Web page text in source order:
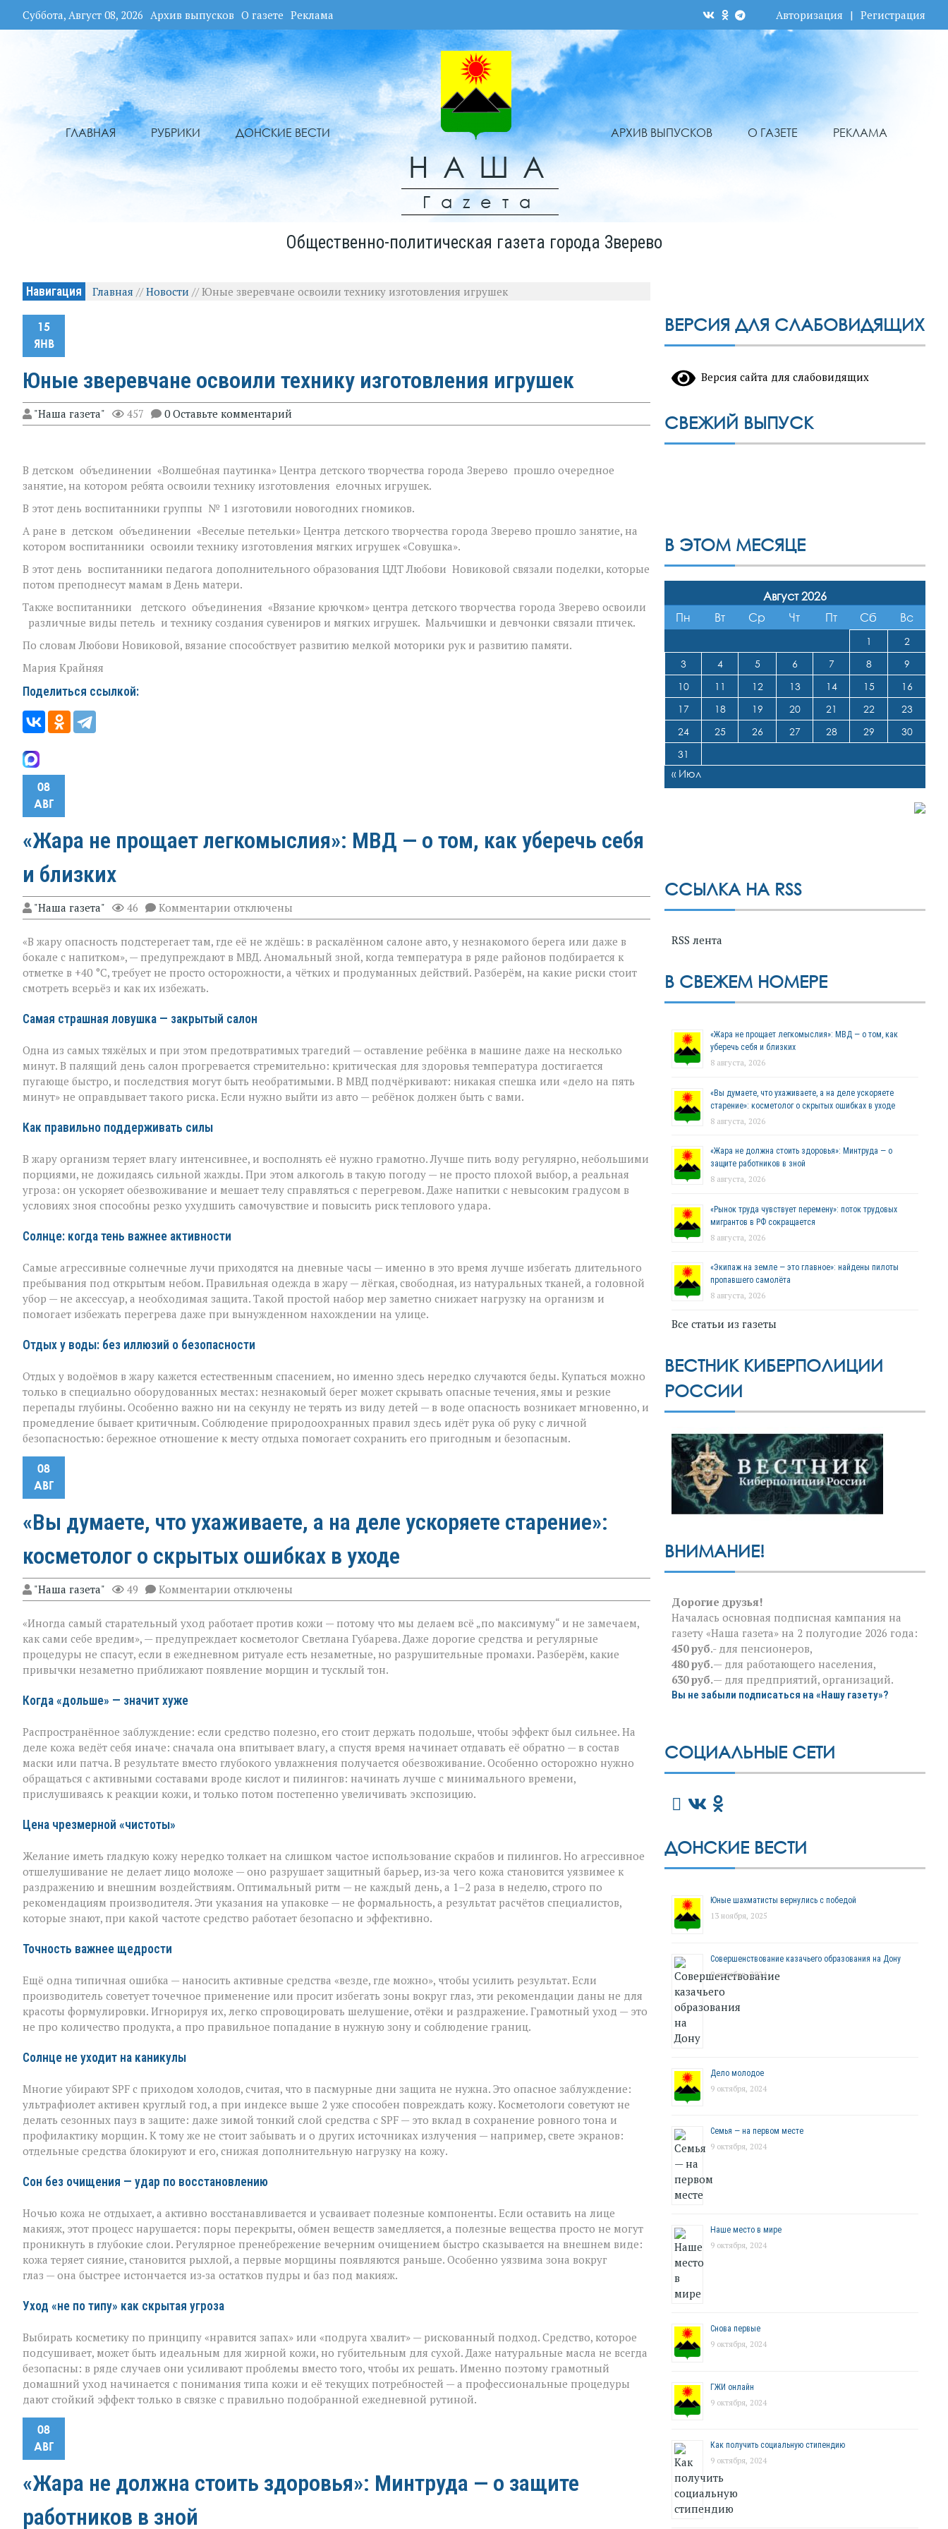
Суббота, Август 08, 2026 Архив выпусков О газете Реклама Авторизация | Регистрация
ГЛАВНАЯ РУБРИКИ ДОНСКИЕ ВЕСТИ
НАША
Гаzета
АРХИВ ВЫПУСКОВ О ГАЗЕТЕ РЕКЛАМА
Общественно-политическая газета города Зверево
Навигация Главная //Новости //Юные зверевчане освоили технику изготовления игрушек
15
ЯНВ
Юные зверевчане освоили технику изготовления игрушек
"Наша газета" 457 0 Оставьте комментарий
В детском объединении «Волшебная паутинка» Центра детского творчества города Зверево прошло очередное
занятие, на котором ребята освоили технику изготовления елочных игрушек.
В этот день воспитанники группы № 1 изготовили новогодних гномиков.
А ране в детском объединении «Веселые петельки» Центра детского творчества города Зверево прошло занятие, на
котором воспитанники освоили технику изготовления мягких игрушек «Совушка».
В этот день воспитанники педагога дополнительного образования ЦДТ Любови Новиковой связали поделки, которые
потом преподнесут мамам в День матери.
Также воспитанники детского объединения «Вязание крючком» центра детского творчества города Зверево освоили
различные виды петель и технику создания сувениров и мягких игрушек. Мальчишки и девчонки связали птичек.
По словам Любови Новиковой, вязание способствует развитию мелкой моторики рук и развитию памяти.
Мария Крайняя
Поделиться ссылкой:
08
АВГ
«Жара не прощает легкомыслия»: МВД — о том, как уберечь себя
и близких
"Наша газета" 46 Комментарии к
записи
не
прощает
легкомыслия»:
МВД — о
уберечь
себя
близких
отключены
«В жару опасность подстерегает там, где её не ждёшь: в раскалённом салоне авто, у незнакомого берега или даже в
бокале с напитком», — предупреждают в МВД. Аномальный зной, когда температура в ряде районов подбирается к
отметке в +40 °C, требует не просто осторожности, а чётких и продуманных действий. Разберём, на какие риски стоит
смотреть всерьёз и как их избежать.
Самая страшная ловушка — закрытый салон
Одна из самых тяжёлых и при этом предотвратимых трагедий — оставление ребёнка в машине даже на несколько
минут. В палящий день салон прогревается стремительно: критическая для здоровья температура достигается
пугающе быстро, и последствия могут быть необратимыми. В МВД подчёркивают: никакая спешка или «дело на пять
минут» не оправдывает такого риска. Если нужно выйти из авто — ребёнок должен быть с вами.
Как правильно поддерживать силы
В жару организм теряет влагу интенсивнее, и восполнять её нужно грамотно. Лучше пить воду регулярно, небольшими
порциями, не дожидаясь сильной жажды. При этом алкоголь в такую погоду — не просто плохой выбор, а реальная
угроза: он ускоряет обезвоживание и мешает телу справляться с перегревом. Даже напитки с невысоким градусом в
условиях зноя способны резко ухудшить самочувствие и повысить риск теплового удара.
Солнце: когда тень важнее активности
Самые агрессивные солнечные лучи приходятся на дневные часы — именно в это время лучше избегать длительного
пребывания под открытым небом. Правильная одежда в жару — лёгкая, свободная, из натуральных тканей, а головной
убор — не аксессуар, а необходимая защита. Такой простой набор мер заметно снижает нагрузку на организм и
помогает избежать перегрева даже при вынужденном нахождении на улице.
Отдых у воды: без иллюзий о безопасности
Отдых у водоёмов в жару кажется естественным спасением, но именно здесь нередко случаются беды. Купаться можно
только в специально оборудованных местах: незнакомый берег может скрывать опасные течения, ямы и резкие
перепады глубины. Особенно важно ни на секунду не терять из виду детей — в воде опасность возникает мгновенно, и
промедление бывает критичным. Соблюдение природоохранных правил здесь идёт рука об руку с личной
безопасностью: бережное отношение к месту отдыха помогает сохранить его пригодным и безопасным.
08
АВГ
«Вы думаете, что ухаживаете, а на деле ускоряете старение»:
косметолог о скрытых ошибках в уходе
"Наша газета" 49 Комментарии к
записи
думаете,
что
а
на
о
скрытых
ошибках
в
уходе
отключены
«Иногда самый старательный уход работает против кожи — потому что мы делаем всё „по максимуму“ и не замечаем,
как сами себе вредим», — предупреждает косметолог Светлана Губарева. Даже дорогие средства и регулярные
процедуры не спасут, если в ежедневном ритуале есть незаметные, но разрушительные промахи. Разберём, какие
привычки незаметно приближают появление морщин и тусклый тон.
Когда «дольше» — значит хуже
Распространённое заблуждение: если средство полезно, его стоит держать подольше, чтобы эффект был сильнее. На
деле кожа ведёт себя иначе: сначала она впитывает влагу, а спустя время начинает отдавать её обратно — в состав
маски или патча. В результате вместо глубокого увлажнения получается обезвоживание. Особенно осторожно нужно
обращаться с активными составами вроде кислот и пилингов: начинать лучше с минимального времени,
прислушиваясь к реакции кожи, и только потом постепенно увеличивать экспозицию.
Цена чрезмерной «чистоты»
Желание иметь гладкую кожу нередко толкает на слишком частое использование скрабов и пилингов. Но агрессивное
отшелушивание не делает лицо моложе — оно разрушает защитный барьер, из‑за чего кожа становится уязвимее к
раздражению и внешним воздействиям. Оптимальный ритм — не каждый день, а 1–2 раза в неделю, строго по
рекомендациям производителя. Эти указания на упаковке — не формальность, а результат расчётов специалистов,
которые знают, при какой частоте средство работает безопасно и эффективно.
Точность важнее щедрости
Ещё одна типичная ошибка — наносить активные средства «везде, где можно», чтобы усилить результат. Если
производитель советует точечное применение или просит избегать зоны вокруг глаз, эти рекомендации даны не для
красоты формулировки. Игнорируя их, легко спровоцировать шелушение, отёки и раздражение. Грамотный уход — это
не про количество продукта, а про правильное попадание в нужную зону и соблюдение границ.
Солнце не уходит на каникулы
Многие убирают SPF с приходом холодов, считая, что в пасмурные дни защита не нужна. Это опасное заблуждение:
ультрафиолет активен круглый год, а при индексе выше 2 уже способен повреждать кожу. Косметологи советуют не
делать сезонных пауз в защите: даже зимой тонкий слой средства с SPF — это вклад в сохранение ровного тона и
профилактику морщин. К тому же не стоит забывать и о других источниках излучения — например, свете экранов:
отдельные средства блокируют и его, снижая дополнительную нагрузку на кожу.
Сон без очищения — удар по восстановлению
Ночью кожа не отдыхает, а активно восстанавливается и усваивает полезные компоненты. Если оставить на лице
макияж, этот процесс нарушается: поры перекрыты, обмен веществ замедляется, а полезные вещества просто не могут
проникнуть в глубокие слои. Регулярное пренебрежение вечерним очищением быстро сказывается на внешнем виде:
кожа теряет сияние, становится рыхлой, а первые морщины появляются раньше. Особенно уязвима зона вокруг
глаз — она быстрее истончается из‑за остатков пудры и баз под макияж.
Уход «не по типу» как скрытая угроза
Выбирать косметику по принципу «нравится запах» или «подруга хвалит» — рискованный подход. Средство, которое
подсушивает, может быть идеальным для жирной кожи, но губительным для сухой. Даже натуральные масла не всегда
безопасны: в ряде случаев они усиливают проблемы вместо того, чтобы их решать. Именно поэтому грамотный
домашний уход начинается с понимания типа кожи и её текущих потребностей — а профессиональные процедуры
дают стойкий эффект только в связке с правильно подобранной ежедневной рутиной.
08
АВГ
«Жара не должна стоить здоровья»: Минтруда — о защите
работников в зной
ВЕРСИЯ ДЛЯ СЛАБОВИДЯЩИХ
Версия сайта для слабовидящих
СВЕЖИЙ ВЫПУСК
В ЭТОМ МЕСЯЦЕ
Август 2026
Пн
Вт Ср Чт Пт Сб Вс
1
2
3
4 5 6 7 8
9
10
11 12 13 14 15
16
17
18 19 20 21 22
23
24
25 26 27 28 29
30
31
« Июл
ССЫЛКА НА RSS
RSS лента
В СВЕЖЕМ НОМЕРЕ
«Жара не прощает легкомыслия»: МВД — о том, как
уберечь себя и близких
8 августа, 2026
«Вы думаете, что ухаживаете, а на деле ускоряете
старение»: косметолог о скрытых ошибках в уходе
8 августа, 2026
«Жара не должна стоить здоровья»: Минтруда — о
защите работников в зной
8 августа, 2026
«Рынок труда чувствует перемену»: поток трудовых
мигрантов в РФ сокращается
8 августа, 2026
«Экипаж на земле — это главное»: найдены пилоты
пропавшего самолёта
8 августа, 2026
Все статьи из газеты
ВЕСТНИК КИБЕРПОЛИЦИИ
РОССИИ
ВНИМАНИЕ!
Дорогие друзья!
Началась основная подписная кампания на
газету «Наша газета» на 2 полугодие 2026 года:
450 руб.- для пенсионеров,
480 руб.— для работающего населения,
630 руб.— для предприятий, организаций.
Вы не забыли подписаться на «Нашу газету»?
СОЦИАЛЬНЫЕ СЕТИ
ДОНСКИЕ ВЕСТИ
Юные шахматисты вернулись с победой
13 ноября, 2025
Совершенствование казачьего образования на Дону
9 октября, 2024
Дело молодое
9 октября, 2024
Семья — на первом месте
9 октября, 2024
Наше место в мире
9 октября, 2024
Снова первые
9 октября, 2024
ГЖИ онлайн
9 октября, 2024
Как получить социальную стипендию
9 октября, 2024